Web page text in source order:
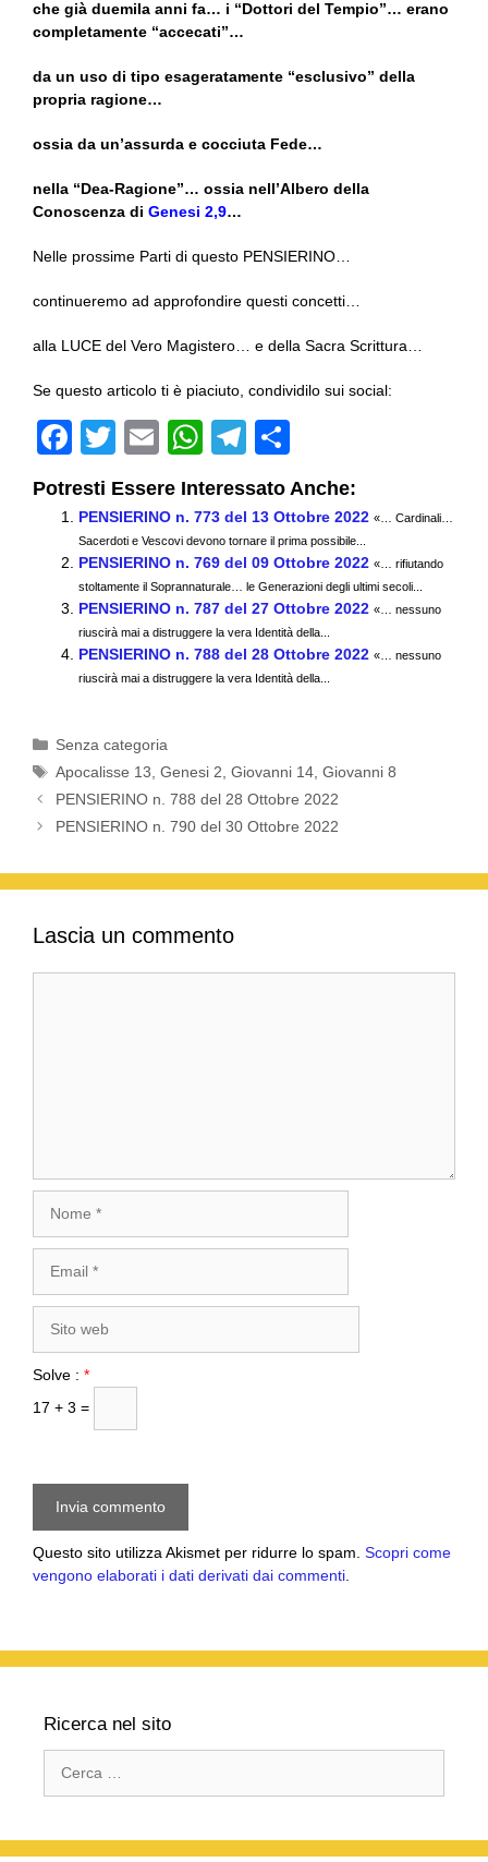
che già duemila anni fa… i “Dottori del Tempio”… erano
completamente “accecati”…
da un uso di tipo esageratamente “esclusivo” della
propria ragione…
ossia da un’assurda e cocciuta Fede…
nella “Dea-Ragione”… ossia nell’Albero della
Conoscenza di Genesi 2,9…
Nelle prossime Parti di questo PENSIERINO…
continueremo ad approfondire questi concetti…
alla LUCE del Vero Magistero… e della Sacra Scrittura…
Se questo articolo ti è piaciuto, condividilo sui social:
F
c
e
b
o
o
k
T
wi
tt
er
E
m
ail
W
at
s
A
p
p
T
el
e
gr
a
m
o
n
di
vi
di
Potresti Essere Interessato Anche:
PENSIERINO n. 773 del 13 Ottobre 2022 «… Cardinali…
Sacerdoti e Vescovi devono tornare il prima possibile...
PENSIERINO n. 769 del 09 Ottobre 2022 «… rifiutando
stoltamente il Soprannaturale… le Generazioni degli ultimi secoli...
PENSIERINO n. 787 del 27 Ottobre 2022 «… nessuno
riuscirà mai a distruggere la vera Identità della...
PENSIERINO n. 788 del 28 Ottobre 2022 «… nessuno
riuscirà mai a distruggere la vera Identità della...
Categorie
Senza categoria
Tag
Apocalisse 13,Genesi 2,Giovanni 14,Giovanni 8
PENSIERINO n. 788 del 28 Ottobre 2022
PENSIERINO n. 790 del 30 Ottobre 2022
Lascia un commento
web
Solve : *
17 + 3 =
Questo sito utilizza Akismet per ridurre lo spam. Scopri come
vengono elaborati i dati derivati dai commenti.
Ricerca nel sito
per: